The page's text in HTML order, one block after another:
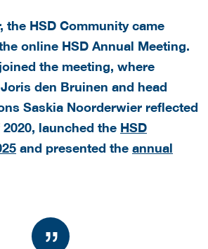
the HSD Community came
online HSD Annual Meeting.
the meeting, where
den Bruinen and head
Saskia Noorderwier reflected
launched the HSD
and presented the annual